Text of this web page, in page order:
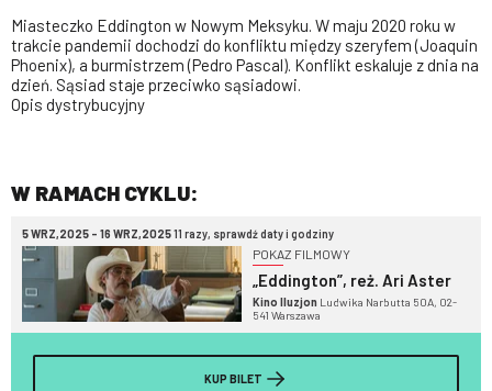
Miasteczko Eddington w Nowym Meksyku. W maju 2020 roku w
trakcie pandemii dochodzi do konfliktu między szeryfem (Joaquin
Phoenix), a burmistrzem (Pedro Pascal). Konflikt eskaluje z dnia na
dzień. Sąsiad staje przeciwko sąsiadowi.
Opis dystrybucyjny
W RAMACH CYKLU:
5 WRZ,2025 - 16 WRZ,202511 razy, sprawdź daty i godziny
POKAZ FILMOWY
„Eddington”, reż. Ari Aster
Kino Iluzjon Ludwika Narbutta 50A, 02-
541 Warszawa
KUP BILET